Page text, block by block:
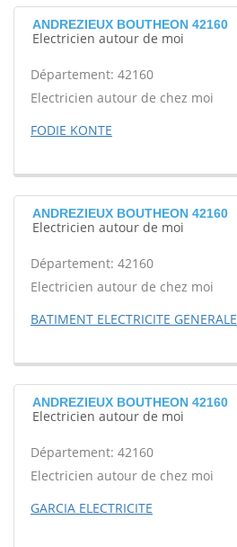
ANDREZIEUX BOUTHEON 42160
Electricien autour de moi
Département: 42160
Electricien autour de chez moi
FODIE KONTE
ANDREZIEUX BOUTHEON 42160
Electricien autour de moi
Département: 42160
Electricien autour de chez moi
BATIMENT ELECTRICITE GENERALE
ANDREZIEUX BOUTHEON 42160
Electricien autour de moi
Département: 42160
Electricien autour de chez moi
GARCIA ELECTRICITE